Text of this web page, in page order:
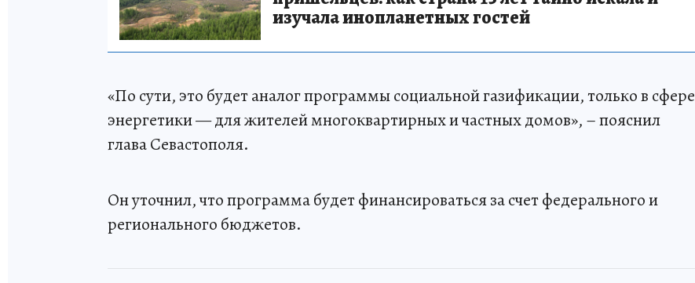
изучала инопланетных гостей
«По сути, это будет аналог программы социальной газификации, только в сфере
энергетики — для жителей многоквартирных и частных домов», – пояснил
глава Севастополя.
Он уточнил, что программа будет финансироваться за счет федерального и
регионального бюджетов.